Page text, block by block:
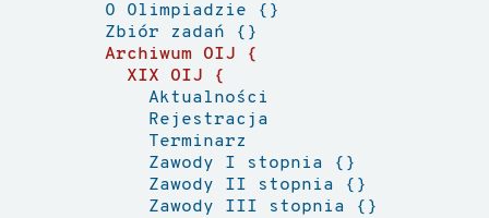
O Olimpiadzie
Zbiór zadań
Archiwum OIJ
XIX OIJ
Aktualności
Rejestracja
Terminarz
Zawody I stopnia
Zawody II stopnia
Zawody III stopnia